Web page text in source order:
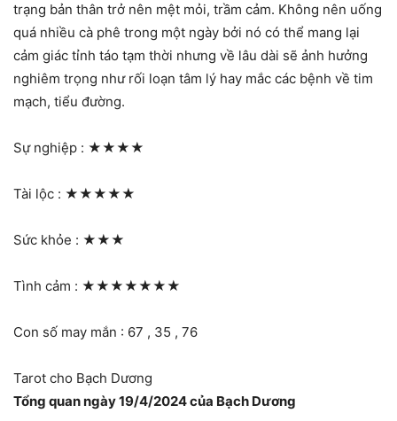
trạng bản thân trở nên mệt mỏi, trầm cảm. Không nên uống
quá nhiều cà phê trong một ngày bởi nó có thể mang lại
cảm giác tỉnh táo tạm thời nhưng về lâu dài sẽ ảnh hưởng
nghiêm trọng như rối loạn tâm lý hay mắc các bệnh về tim
mạch, tiểu đường.
Sự nghiệp : ★★★★
Tài lộc : ★★★★★
Sức khỏe : ★★★
Tình cảm : ★★★★★★★
Con số may mắn : 67 , 35 , 76
Tarot cho Bạch Dương
Tổng quan ngày 19/4/2024 của Bạch Dương